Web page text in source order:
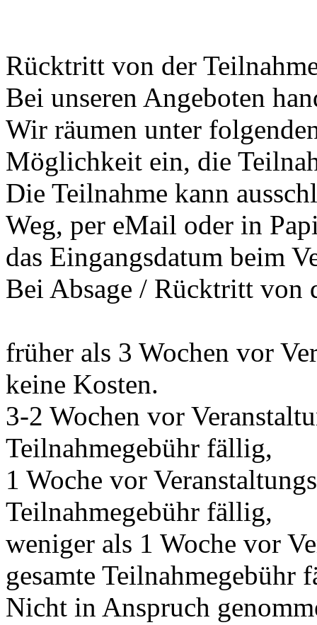
Rücktritt von der
Bei unseren Angeboten
Wir räumen unter
Möglichkeit ein, die
Die Teilnahme kann
Weg, per eMail oder in
das Eingangsdatum beim
Bei Absage / Rücktritt von
früher als 3 Wochen vor
keine Kosten.
3-2 Wochen vor
Teilnahmegebühr fällig,
1 Woche vor
Teilnahmegebühr fällig,
weniger als 1 Woche vor
gesamte Teilnahmegebühr
Nicht in Anspruch